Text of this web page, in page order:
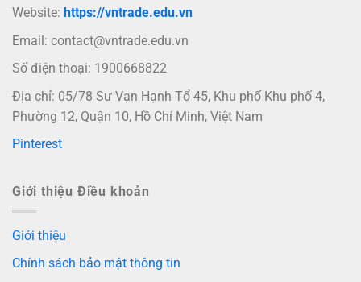
Website: https://vntrade.edu.vn
Email: contact@vntrade.edu.vn
Số điện thoại: 1900668822
Địa chỉ: 05/78 Sư Vạn Hạnh Tổ 45, Khu phố Khu phố 4,
Phường 12, Quận 10, Hồ Chí Minh, Việt Nam
Pinterest
Giới thiệu Điều khoản
Giới thiệu
Chính sách bảo mật thông tin